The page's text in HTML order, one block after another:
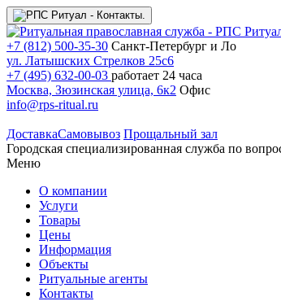
+7 (812) 500-35-30 Санкт-Петербург и Ло
ул. Латышских Стрелков 25с6
+7 (495) 632-00-03 работает 24 часа
Москва, Зюзинская улица, 6к2 Офис
info@rps-ritual.ru
ДоставкаСамовывоз Прощальный зал
Городская специализированная служба по
Меню
О компании
Услуги
Товары
Цены
Информация
Объекты
Ритуальные агенты
Контакты